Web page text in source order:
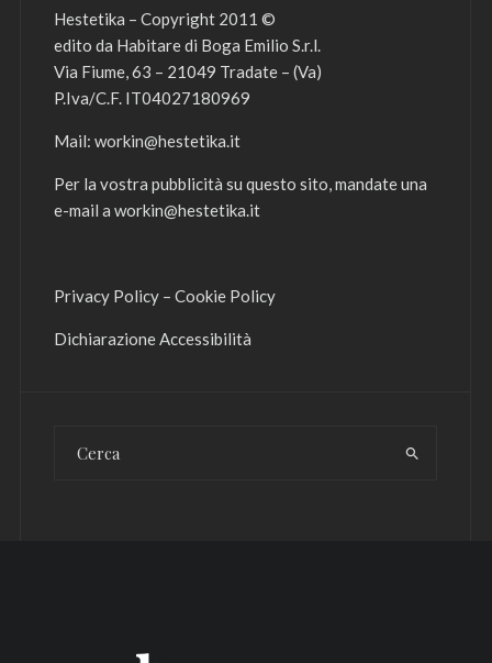
Hestetika – Copyright 2011 ©
edito da Habitare di Boga Emilio S.r.l.
Via Fiume, 63 – 21049 Tradate – (Va)
P.Iva/C.F. IT04027180969
Mail: workin@hestetika.it
Per la vostra pubblicità su questo sito, mandate una
e-mail a workin@hestetika.it
Privacy Policy – Cookie Policy
Dichiarazione Accessibilità